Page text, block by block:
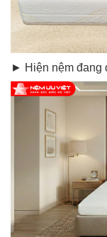
► Hiện nệm đang